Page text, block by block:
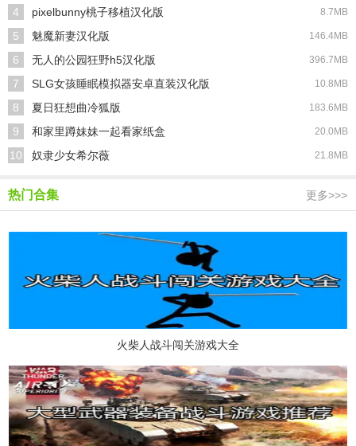
4 pixelbunny桃子移植汉化版 8.7MB
5 魅魔新妻汉化版 146.4MB
6 无人的公园狂野h5汉化版 396.7MB
7 SLG女孩睡眠模拟器安卓直装汉化版 10.8MB
8 夏日狂想曲冷狐版 183.6MB
9 和家里蹲妹妹一起看家纸盒 20.0MB
10 奴隶少女希尔薇 21.8MB
热门合集 更多>>>
火柴人战斗闯关游戏大全